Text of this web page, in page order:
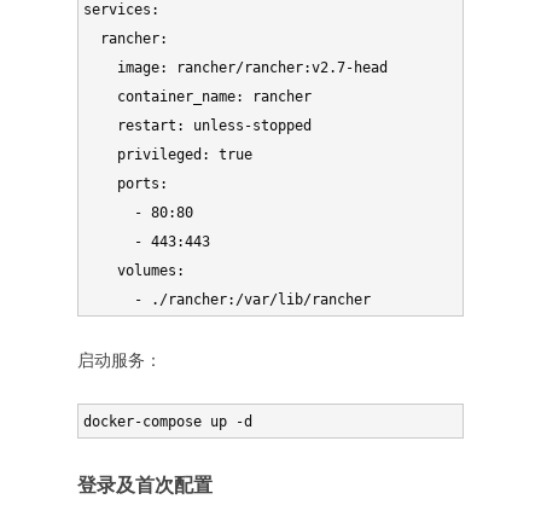
services:
    volumes:
      - ./rancher:/var/lib/rancher
启动服务：
docker-compose up -d
登录及首次配置